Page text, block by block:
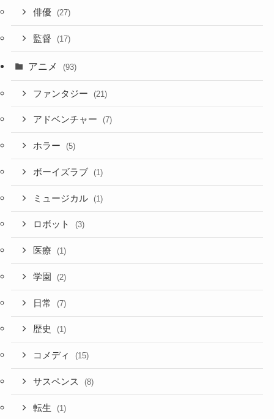
俳優 (27)
監督 (17)
アニメ (93)
ファンタジー (21)
アドベンチャー (7)
ホラー (5)
ボーイズラブ (1)
ミュージカル (1)
ロボット (3)
医療 (1)
学園 (2)
日常 (7)
歴史 (1)
コメディ (15)
サスペンス (8)
転生 (1)